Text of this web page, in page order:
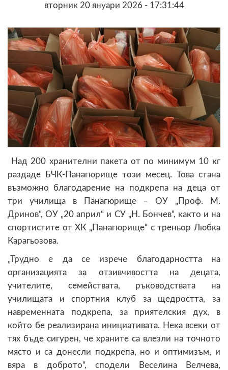
вторник 20 януари 2026 - 17:31:44
Над 200 хранителни пакета от по минимум 10 кг
раздаде БЧК-Панагюрище този месец. Това стана
възможно благодарение на подкрепа на деца от
три училища в Панагюрище – ОУ „Проф. М.
Дринов“, ОУ „20 април“ и СУ „Н. Бончев“, както и на
спортистите от ХК „Панагюрище“ с треньор Любка
Карагьозова.
„Трудно е да се изрече благодарността на
организацията за отзивчивостта на децата,
учителите, семействата, ръководствата на
училищата и спортния клуб за щедростта, за
навременната подкрепа, за приятелския дух, в
който бе реализирана инициативата. Нека всеки от
тях бъде сигурен, че храните са влезли на точното
място и са донесли подкрепа, но и оптимизъм, и
вяра в доброто“, сподели Веселина Велчева,